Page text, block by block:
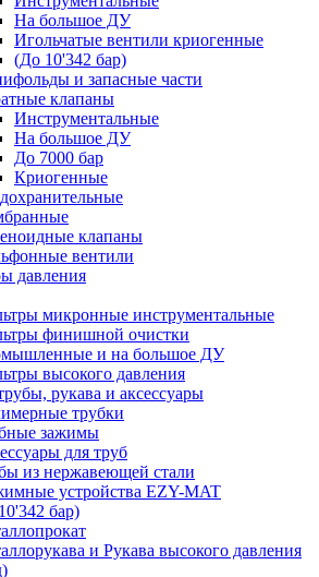
На большое ДУ
Игольчатые вентили криогенные
(До 10'342 бар)
и запасные части
клапаны
Инструментальные
На большое ДУ
До 7000 бар
Криогенные
клапаны
вентили
давления
микронные инструментальные
финишной очистки
и на большое ДУ
высокого давления
рукава и аксессуары
трубки
зажимы
для труб
из нержавеющей стали
устройства EZY-MAT
бар)
и Рукава высокого давления